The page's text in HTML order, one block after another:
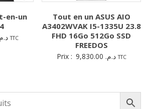
en-un
TTC
Tout en un ASUS AIO
A3402WVAK I5-1335U 23.8
FHD 16Go 512Go SSD
FREEDOS
Prix : د.م. TTC